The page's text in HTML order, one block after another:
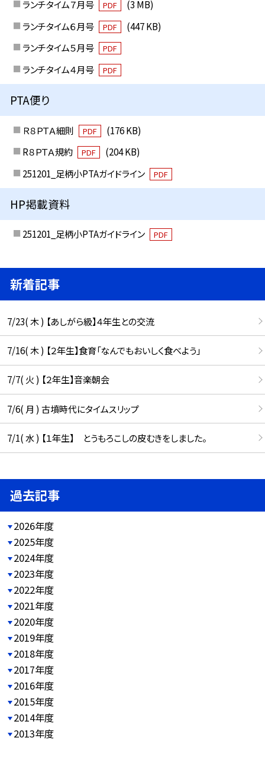
ランチタイム７月号 PDF
(3 MB)
ランチタイム６月号
PDF
(447 KB)
ランチタイム５月号
PDF
ランチタイム４月号 PDF
PTA便り
Ｒ８ＰＴＡ細則 PDF
(176 KB)
R８ＰＴＡ規約
PDF
(204 KB)
251201_足柄小PTAガイドライン
PDF
HP掲載資料
251201_足柄小PTAガイドライン PDF
新着記事
7/23( 木 ) 【あしがら級】４年生との交流
7/16( 木 ) 【２年生】食育「なんでもおいしく食べよう」
7/7( 火 ) 【２年生】音楽朝会
7/6( 月 ) 古墳時代にタイムスリップ
7/1( 水 ) 【１年生】 とうもろこしの皮むきをしました。
過去記事
2026年度
2025年度
2024年度
2023年度
2022年度
2021年度
2020年度
2019年度
2018年度
2017年度
2016年度
2015年度
2014年度
2013年度